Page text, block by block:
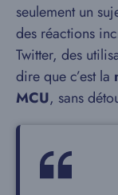
seulement un
des réactions
Twitter, des
dire que c’est la
MCU, sans